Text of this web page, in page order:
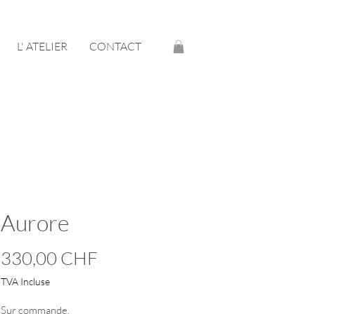
L' ATELIER CONTACT
Aurore
330,00 CHF
TVA Incluse
Sur commande.